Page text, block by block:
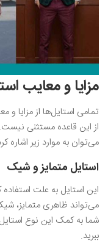
مزایا و معایب
تمامی استایل‌ها از مزایا و
از این قاعده مستثنی نیست.
می‌توان به موارد زیر اشاره
استایل متمایز و شیک
این استایل به علت
می‌تواند ظاهری متمایز،
شما به کمک این نوع
ببرید.